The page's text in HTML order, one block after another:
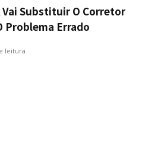
Vai Substituir O Corretor
Problema Errado
leitura